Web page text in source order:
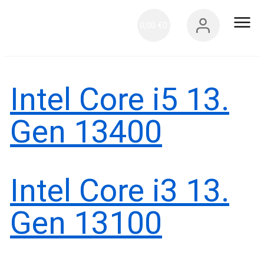
Intel Core i5 13.
Gen 13400
Intel Core i3 13.
Gen 13100